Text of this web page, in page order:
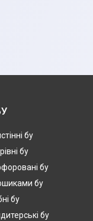
бу
бу
бу
бу
бу
бу